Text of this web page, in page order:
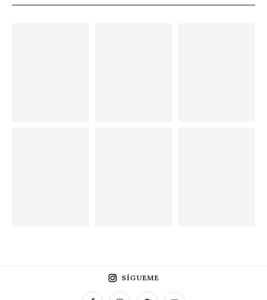
SÍGUEME